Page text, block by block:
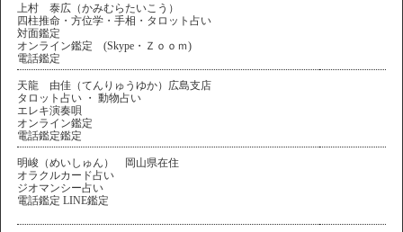
上村 泰広（かみむらたいこう）
四柱推命・方位学・手相・タロット占い
対面鑑定
オンライン鑑定 (Skype・Ｚｏｏｍ)
電話鑑定
天龍 由佳（てんりゅうゆか）広島支店
タロット占い ・ 動物占い
エレキ演奏唄
オンライン鑑定
電話鑑定鑑定
明峻（めいしゅん） 岡山県在住
オラクルカード占い
ジオマンシー占い
電話鑑定 LINE鑑定